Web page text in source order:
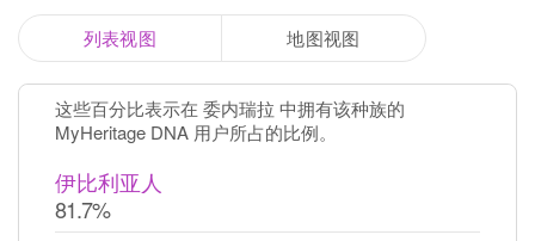
列表视图 地图视图
这些百分比表示在 委内瑞拉 中拥有该种族的
MyHeritage DNA 用户所占的比例。
伊比利亚人
81.7%